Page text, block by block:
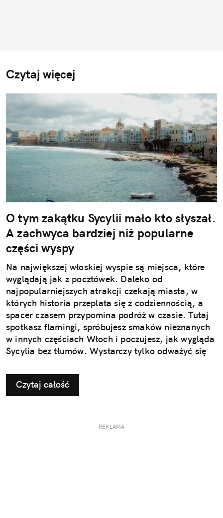
Czytaj więcej
O tym zakątku Sycylii mało kto słyszał.
A zachwyca bardziej niż popularne
części wyspy
Na największej włoskiej wyspie są miejsca, które
wyglądają jak z pocztówek. Daleko od
najpopularniejszych atrakcji czekają miasta, w
których historia przeplata się z codziennością, a
spacer czasem przypomina podróż w czasie. Tutaj
spotkasz flamingi, spróbujesz smaków nieznanych
w innych częściach Włoch i poczujesz, jak wygląda
Sycylia bez tłumów. Wystarczy tylko odważyć się
Czytaj całość
REKLAMA